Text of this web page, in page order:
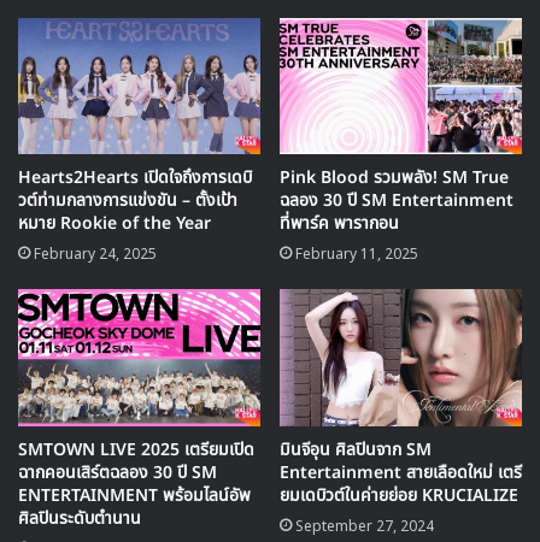
อีซองซู CEO ของ SM Entertainment ได้พูดถึงการริเริ่มของ
โปรเจคต์นี้ว่า
“มิวสิกวิดีโอคือหนึ่งในสมบัติอันล้ำค่าของ SM ซึ่งมีทุกอย่างที่ SM
แสวงหาและต้องการ มันเป็นคอนเทนต์ที่แสดงให้เห็นถึง
ประวัติศาสตร์ของ K-Pop และมรดกของ SM ที่ไม่เปลี่ยนแปลง
ไปตามกาลเวลา ด้วยความร่วมมือพิเศษกับ YouTube ในโปรเจ
กต์นี้ พวกเราจะนำเสนอมิวสิกวิดีโอเพลงที่ถูกรีมาสเตอร์กว่า
300 ผลงาน ตลอดจนแนะนำประวัติศาสตร์และวิวัฒนาการของ
Hearts2Hearts เปิดใจถึงการเดบิ
วต์ท่ามกลางการแข่งขัน – ตั้งเป้า
หมาย Rookie of the Year
February 24, 2025
Pink Blood รวมพลัง! SM True
ฉลอง 30 ปี SM Entertainment
ที่พาร์ค พารากอน
February 11, 2025
SMTOWN LIVE 2025 เตรียมเปิด
ฉากคอนเสิร์ตฉลอง 30 ปี SM
ENTERTAINMENT พร้อมไลน์อัพ
ศิลปินระดับตำนาน
มินจีอุน ศิลปินจาก SM
Entertainment สายเลือดใหม่ เตรี
ยมเดบิวต์ในค่ายย่อย KRUCIALIZE
September 27, 2024